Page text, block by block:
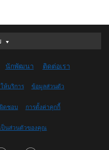
(UK)
(US)
นักพัฒนา ติดต่อเรา
ห้บริการ ข้อมูลส่วนตัว
ดชอบ การตั้งค่าคุกกี้
ป็นส่วนตัวของคุณ